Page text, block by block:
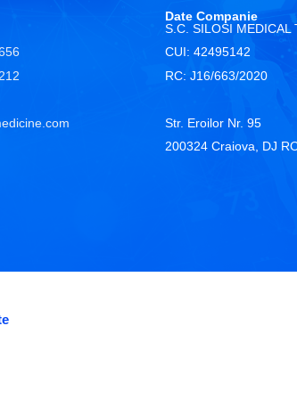
Date Companie
S.C. SILOSI MEDICAL
CUI: 42495142
RC: J16/663/2020
Str. Eroilor Nr. 95
200324 Craiova, DJ